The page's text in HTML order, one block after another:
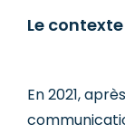
Le contexte
En 2021,